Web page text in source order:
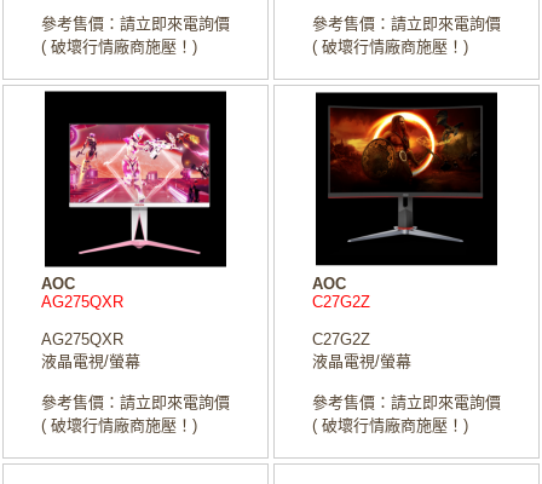
參考售價：請立即來電詢價
( 破壞行情廠商施壓！)
參考售價：請立即來電詢價
( 破壞行情廠商施壓！)
AOC
AG275QXR
AG275QXR
液晶電視/螢幕
參考售價：請立即來電詢價
( 破壞行情廠商施壓！)
AOC
C27G2Z
C27G2Z
液晶電視/螢幕
參考售價：請立即來電詢價
( 破壞行情廠商施壓！)